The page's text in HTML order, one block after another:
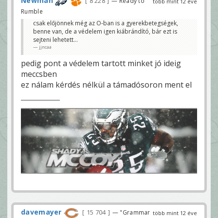
Rumble
csak előjönnek még az O-ban is a gyerekbetegségek,
benne van, de a védelem igen kiábrándító, bár ezt is
sejteni lehetett...
jjncaa
pedig pont a védelem tartott minket jó ideig
meccsben
ez nálam kérdés nélkül a támadósoron ment el
több mint 12 éve
davemayer 15 704 — "Grammar